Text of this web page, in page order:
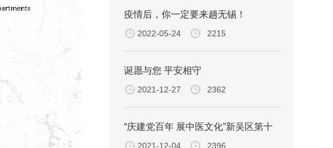
疫情后，你一定要来趟无锡！
2022-05-24 2215
诞愿与您 平安相守
2021-12-27 2362
“庆建党百年 展中医文化”新吴区第十
2021-12-04 2396